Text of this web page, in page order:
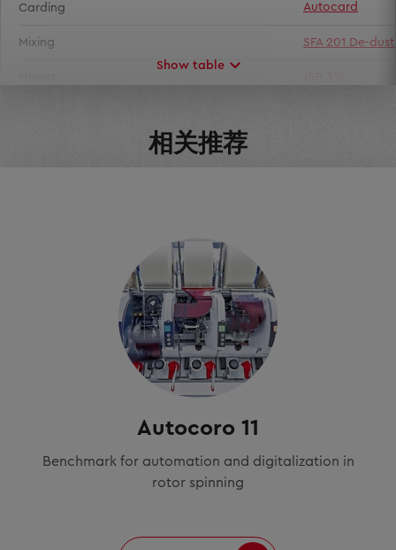
Carding Autocard
Mixing SFA 201 De-
Show table
相关推荐
Autocoro 11
Benchmark for automation and digitalization in
rotor spinning